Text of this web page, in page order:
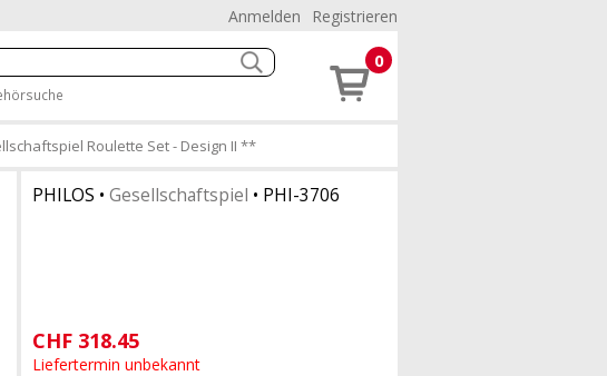
Anmelden Registrieren
0
Roulette Set - Design II **
PHILOS • Gesellschaftspiel • PHI-3706
CHF 318.45
Liefertermin unbekannt